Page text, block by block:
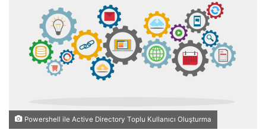
Powershell ile Active Directory Toplu Kullanıcı Oluşturma